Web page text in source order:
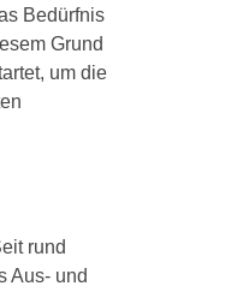
Bedürfnis
Grund
um die
rund
Aus- und